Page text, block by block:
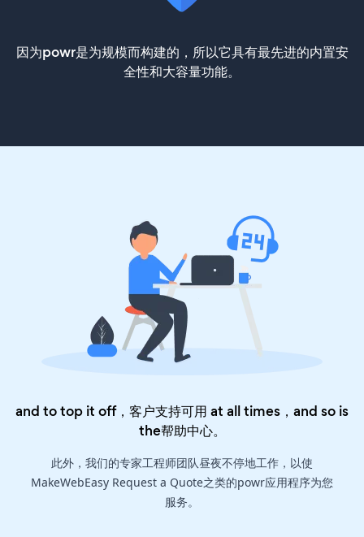
因为powr是为规模而构建的，所以它具有最先进的内置安
全性和大容量功能。
and to top it off，客户支持可用 at all times，and so is
the帮助中心。
此外，我们的专家工程师团队昼夜不停地工作，以使
MakeWebEasy Request a Quote之类的powr应用程序为您
服务。